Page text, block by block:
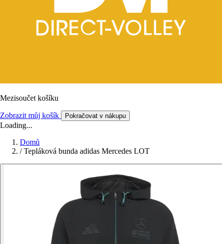
Mezisoučet košíku
Zobrazit můj košík Pokračovat v nákupu
Loading...
Domů
/ Tepláková bunda adidas Mercedes LOT